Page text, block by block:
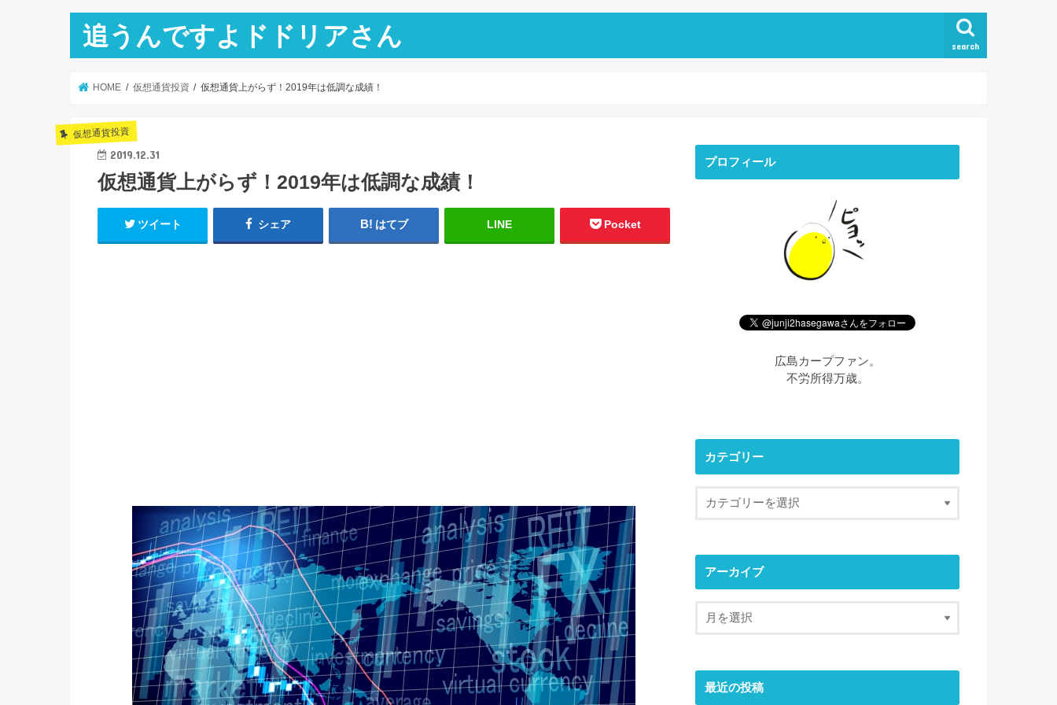
追うんですよドドリアさん search
HOME 仮想通貨投資 仮想通貨上がらず！2019年は低調な成績！
仮想通貨投資
2019.12.31
仮想通貨上がらず！2019年は低調な成績！
ツイート シェア はてブ LINE Pocket
プロフィール
広島カープファン。
不労所得万歳。
カテゴリー
アーカイブ
最近の投稿